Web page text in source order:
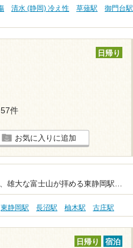
清水 (静岡) 冷え性 草薙駅
御門台駅
日帰り
件
お気に入りに追加
けのスパ銭
拝める東静岡駅…
東静岡駅 長沼駅 柚木駅 古庄駅
日帰り 宿泊